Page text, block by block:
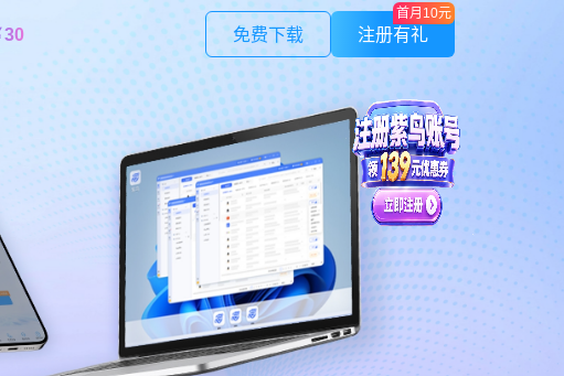
30 免费下载
首月10元
注册有礼
效团队协作管理
角色灵活授权，安全可控
二步验证
填充二步验证码，安全快捷
托管
自动续费，避免不必要损失
紫鸟应用
LinkFoxAI
电商专用AI 商品图 | 模特 | 素材
紫鸟云号
一号多绑，接收全球电话/短信